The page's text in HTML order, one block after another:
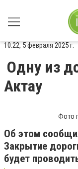
10:22, 5 февраля 2025 г.
Одну из
Актау
Фото
Об этом
Закрытие
будет